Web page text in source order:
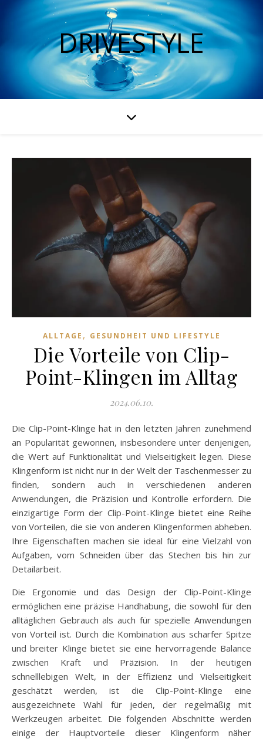
DRIVESTYLE
ALLTAGE , GESUNDHEIT UND LIFESTYLE
Die Vorteile von Clip-
Point-Klingen im Alltag
2024.06.10.
Die Clip-Point-Klinge hat in den letzten Jahren zunehmend
an Popularität gewonnen, insbesondere unter denjenigen,
die Wert auf Funktionalität und Vielseitigkeit legen. Diese
Klingenform ist nicht nur in der Welt der Taschenmesser zu
finden, sondern auch in verschiedenen anderen
Anwendungen, die Präzision und Kontrolle erfordern. Die
einzigartige Form der Clip-Point-Klinge bietet eine Reihe
von Vorteilen, die sie von anderen Klingenformen abheben.
Ihre Eigenschaften machen sie ideal für eine Vielzahl von
Aufgaben, vom Schneiden über das Stechen bis hin zur
Detailarbeit.
Die Ergonomie und das Design der Clip-Point-Klinge
ermöglichen eine präzise Handhabung, die sowohl für den
alltäglichen Gebrauch als auch für spezielle Anwendungen
von Vorteil ist. Durch die Kombination aus scharfer Spitze
und breiter Klinge bietet sie eine hervorragende Balance
zwischen Kraft und Präzision. In der heutigen
schnelllebigen Welt, in der Effizienz und Vielseitigkeit
geschätzt werden, ist die Clip-Point-Klinge eine
ausgezeichnete Wahl für jeden, der regelmäßig mit
Werkzeugen arbeitet. Die folgenden Abschnitte werden
einige der Hauptvorteile dieser Klingenform näher